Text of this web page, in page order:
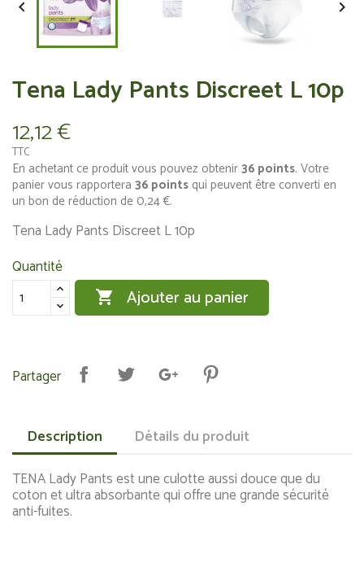
 
Tena Lady Pants Discreet L 10p
12,12 €
TTC
En achetant ce produit vous pouvez obtenir36 points. Votre
panier vous rapportera 36 points qui peuvent être converti en
un bon de réduction de 0,24 €.
Tena Lady Pants Discreet L 10p
Quantité
 Ajouter au panier
Partager
Description Détails du produit
TENA Lady Pants est une culotte aussi douce que du
coton et ultra absorbante qui offre une grande sécurité
anti-fuites.